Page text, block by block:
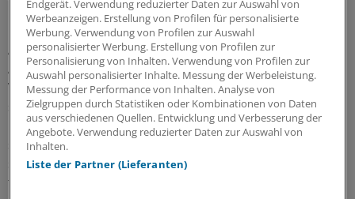
bekommen.
Ärztepräsident Klaus Reinhardt sprach sich für
Auffrischungen nur bei Menschen mit bestimmten
Vorerkrankungen, einem geschwächten Immunsystem
sowie Hochbetagten aus. „Nach bisherigem
Kenntnisstand und Auffassung namhafter Experten ist
sie aber für die meisten Geimpften nicht sofort nötig“,
sagte er der „Rheinischen Post“ (Samstag). „Insgesamt
fehlen uns immer noch aussagekräftige Studien, ob
Endgerät. Verwendung reduzierter Daten zur Auswahl von
Werbeanzeigen. Erstellung von Profilen für personalisierte
Werbung. Verwendung von Profilen zur Auswahl
personalisierter Werbung. Erstellung von Profilen zur
Personalisierung von Inhalten. Verwendung von Profilen zur
Auswahl personalisierter Inhalte. Messung der Werbeleistung.
Messung der Performance von Inhalten. Analyse von
Zielgruppen durch Statistiken oder Kombinationen von Daten
aus verschiedenen Quellen. Entwicklung und Verbesserung der
Angebote. Verwendung reduzierter Daten zur Auswahl von
Inhalten.
Liste der Partner (Lieferanten)